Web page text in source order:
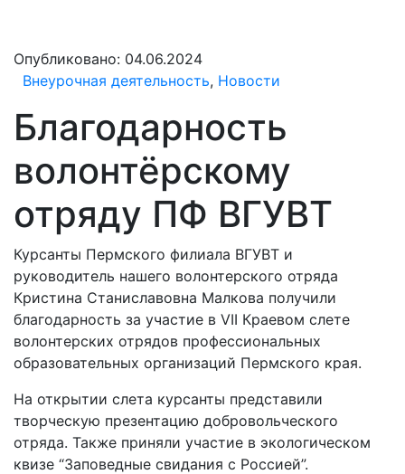
Опубликовано: 04.06.2024
Внеурочная деятельность, Новости
Благодарность
волонтёрскому
отряду ПФ ВГУВТ
Курсанты Пермского филиала ВГУВТ и
руководитель нашего волонтерского отряда
Кристина Станиславовна Малкова получили
благодарность за участие в VII Краевом слете
волонтерских отрядов профессиональных
образовательных организаций Пермского края.
На открытии слета курсанты представили
творческую презентацию добровольческого
отряда. Также приняли участие в экологическом
квизе “Заповедные свидания с Россией”.